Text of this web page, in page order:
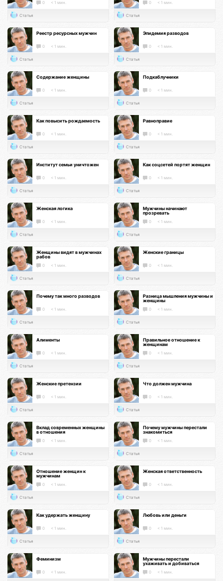
0 < 1 мин.
Статья
0 < 1 мин.
Статья
Реестр ресурсных мужчин
0 < 1 мин.
Статья
Эпидемия разводов
0 < 1 мин.
Статья
Содержание женщины
0 < 1 мин.
Статья
Подкаблучники
0 < 1 мин.
Статья
Как повысить рождаемость
0 < 1 мин.
Статья
Равноправие
0 < 1 мин.
Статья
Институт семьи уничтожен
0 < 1 мин.
Статья
Как соцсетей портят женщин
0 < 1 мин.
Статья
Женская логика
0 < 1 мин.
Статья
Мужчины начинают
прозревать
0 < 1 мин.
Статья
Женщины видят в мужчинах
рабов
0 < 1 мин.
Статья
Женские границы
0 < 1 мин.
Статья
Почему так много разводов
0 < 1 мин.
Статья
Разница мышления мужчины и
женщины
0 < 1 мин.
Статья
Алименты
0 < 1 мин.
Статья
Правильное отношение к
женщинам
0 < 1 мин.
Статья
Женские претензии
0 < 1 мин.
Статья
Что должен мужчина
0 < 1 мин.
Статья
Вклад современных женщины
в отношения
0 < 1 мин.
Статья
Почему мужчины перестали
знакомиться
0 < 1 мин.
Статья
Отношение женщин к
мужчинам
0 < 1 мин.
Статья
Женская ответственность
0 < 1 мин.
Статья
Как удержать женщину
0 < 1 мин.
Статья
Любовь или деньги
0 < 1 мин.
Статья
Феминизм
0 < 1 мин.
Мужчины перестали
ухаживать и добиваться
0 < 1 мин.